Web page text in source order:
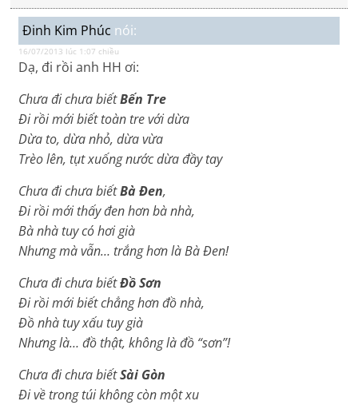
Đinh Kim Phúc nói:
16/07/2013 lúc 1:07 chiều
Dạ, đi rồi anh HH ơi:
Chưa đi chưa biếtBến Tre
Đi rồi mới biết toàn tre với dừa
Dừa to, dừa nhỏ, dừa vừa
Trèo lên, tụt xuống nước dừa đầy tay
Chưa đi chưa biếtBà Đen,
Đi rồi mới thấy đen hơn bà nhà,
Bà nhà tuy có hơi già
Nhưng mà vẫn… trắng hơn là Bà Đen!
Chưa đi chưa biếtĐồ Sơn
Đi rồi mới biết chẳng hơn đồ nhà,
Đồ nhà tuy xấu tuy già
Nhưng là… đồ thật, không là đồ “sơn”!
Chưa đi chưa biếtSài Gòn
Ði về trong túi không còn một xu